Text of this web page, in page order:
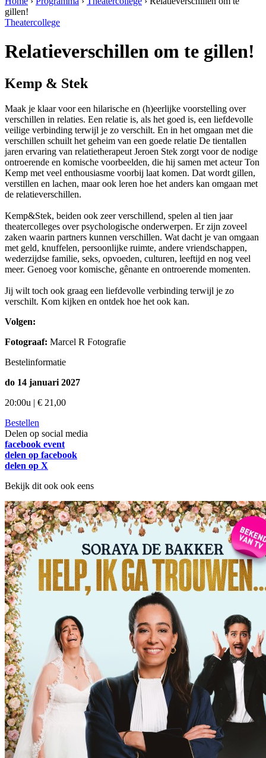
gillen!
Theatercollege
Relatieverschillen om te gillen!
Kemp & Stek
Maak je klaar voor een hilarische en (h)eerlijke voorstelling over
verschillen in relaties. Een relatie is, als het goed is, een liefdevolle
veilige verbinding terwijl je zo verschilt. En in het omgaan met die
verschillen schuilt het geheim van een goede relatie De tientallen
jaren ervaring van relatietherapeut Jeroen Stek zorgt voor de nodige
ontroerende en komische voorbeelden, die hij samen met acteur Ton
Kemp met veel enthousiasme voorbij laat komen. Dat wordt gillen,
verstillen en lachen, maar ook leren hoe het anders kan omgaan met
de relatieverschillen.
Kemp&Stek, beiden ook zeer verschillend, spelen al tien jaar
theatercolleges over psychologische onderwerpen. Er zijn zoveel
zaken waarin partners kunnen verschillen. Wat dacht je van omgaan
met geld, knuffelen, persoonlijke ruimte, andere vriendschappen,
wederzijdse familie, seks, opvoeden, culturen, leeftijd en nog veel
meer. Genoeg voor komische, gênante en ontroerende momenten.
Jij wilt toch ook graag een liefdevolle verbinding terwijl je zo
verschilt. Kom kijken en ontdek hoe het ook kan.
Volgen:
Fotograaf: Marcel R Fotografie
Bestelinformatie
do 14 januari 2027
20:00u | € 21,00
Bestellen
Delen op social media
facebook event
delen op facebook
delen op X
Bekijk dit ook ook eens